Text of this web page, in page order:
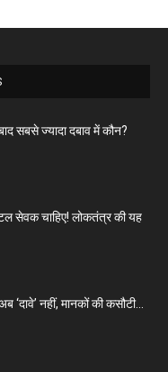
सबसे ज्यादा दबाव में कौन?
सेवक चाहिए! लोकतंत्र की यह
नहीं, मानकों की कसौटी...